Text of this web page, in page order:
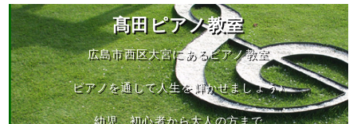
髙田ピアノ教室
広島市西区大宮にあるピアノ教室
ピアノを通して人生を輝かせましょう♪
幼児、初心者から大人の方まで